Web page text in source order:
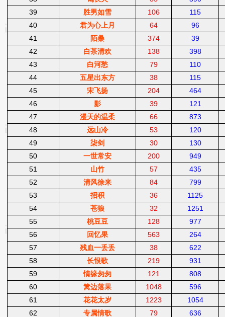
39
胜男如雪 106
115
40
君为心上月 64
96
41
陌桑 374
39
42
白茶清欢 138
398
43
白河愁 79
110
44
五星出东方 38
115
45
宋飞扬 204
464
46
影 39
121
47
漫天的温柔 66
873
48
远山冷 53
120
49
柒剑 30
130
50
一世常安 200
949
51
山竹 57
435
52
清风徐来 84
799
53
招积 36
1125
54
苍狼 32
1251
55
桃豆豆 128
977
56
回忆果 563
264
57
残血一丢丢 38
622
58
长恨歌 219
931
59
情缘匆匆 121
808
60
篱边落果 1048
596
61
花花太岁 1223
1054
62
专属情歌 79 636